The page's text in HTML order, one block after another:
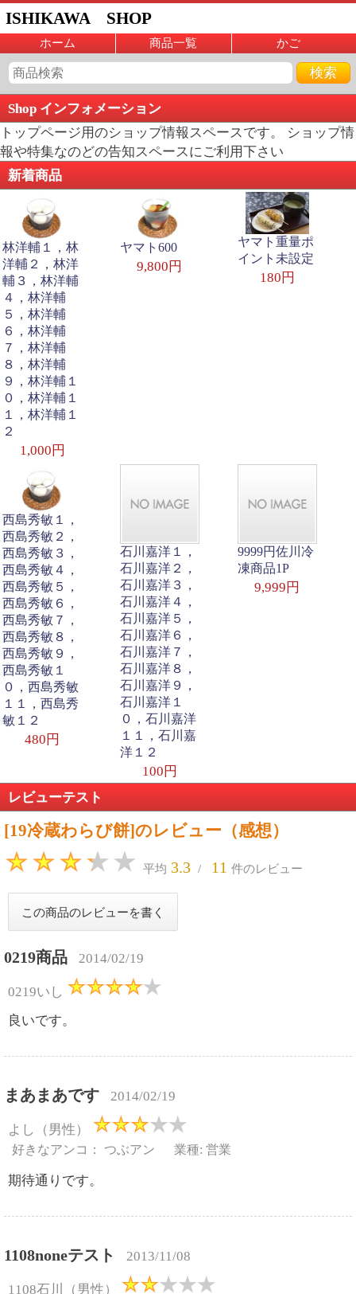
ISHIKAWA SHOP
ホーム 商品一覧 かご
Shop インフォメーション
トップページ用のショップ情報スペースです。 ショップ情
報や特集なのどの告知スペースにご利用下さい
新着商品
林洋輔１，林
洋輔２，林洋
輔３，林洋輔
４，林洋輔
５，林洋輔
６，林洋輔
７，林洋輔
８，林洋輔
９，林洋輔１
０，林洋輔１
１，林洋輔１
２
1,000円
ヤマト600
9,800円
ヤマト重量ポ
イント未設定
180円
西島秀敏１，
西島秀敏２，
西島秀敏３，
西島秀敏４，
西島秀敏５，
西島秀敏６，
西島秀敏７，
西島秀敏８，
西島秀敏９，
西島秀敏１
０，西島秀敏
１１，西島秀
敏１２
480円
石川嘉洋１，
石川嘉洋２，
石川嘉洋３，
石川嘉洋４，
石川嘉洋５，
石川嘉洋６，
石川嘉洋７，
石川嘉洋８，
石川嘉洋９，
石川嘉洋１
０，石川嘉洋
１１，石川嘉
洋１２
100円
9999円佐川冷
凍商品1P
9,999円
レビューテスト
[19冷蔵わらび餅]のレビュー（感想）
平均 3.3 / 11 件のレビュー
0219商品 2014/02/19
0219いし
良いです。
まあまあです 2014/02/19
よし（男性）
好きなアンコ： つぶアン 業種: 営業
期待通りです。
1108noneテスト 2013/11/08
1108石川（男性）